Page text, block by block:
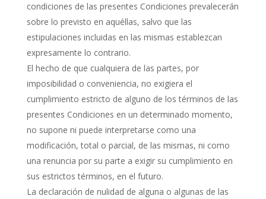
condiciones de las presentes Condiciones prevalecerán
sobre lo previsto en aquéllas, salvo que las
estipulaciones incluidas en las mismas establezcan
expresamente lo contrario.
El hecho de que cualquiera de las partes, por
imposibilidad o conveniencia, no exigiera el
cumplimiento estricto de alguno de los términos de las
presentes Condiciones en un determinado momento,
no supone ni puede interpretarse como una
modificación, total o parcial, de las mismas, ni como
una renuncia por su parte a exigir su cumplimiento en
sus estrictos términos, en el futuro.
La declaración de nulidad de alguna o algunas de las